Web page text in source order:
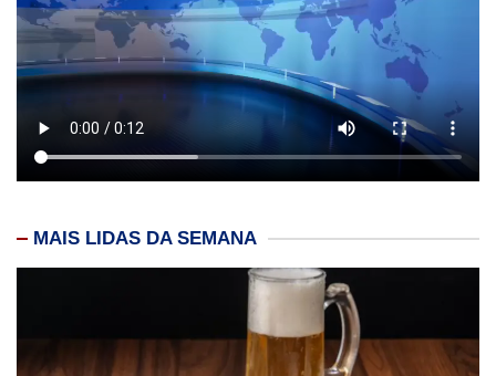
MAIS LIDAS DA SEMANA